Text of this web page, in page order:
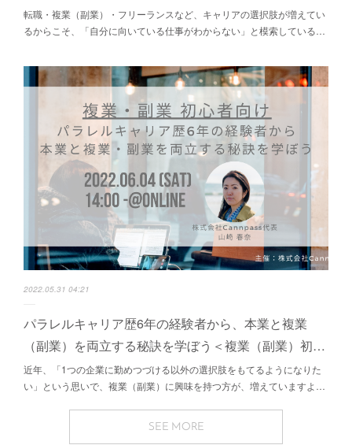
転職・複業（副業）・フリーランスなど、キャリアの選択肢が増えてい
るからこそ、「自分に向いている仕事がわからない」と模索している…
2022.05.31 04:21
パラレルキャリア歴6年の経験者から、本業と複業
（副業）を両立する秘訣を学ぼう＜複業（副業）初…
近年、「1つの企業に勤めつづける以外の選択肢をもてるようになりた
い」という思いで、複業（副業）に興味を持つ方が、増えていますよ…
SEE MORE